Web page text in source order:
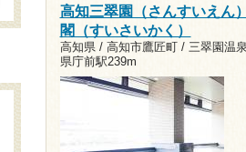
高知三翠園（さんすいえん
閣（すいさいかく）
高知県 / 高知市鷹匠町 / 三翠園温
県庁前駅239m